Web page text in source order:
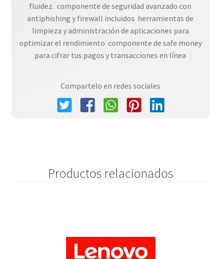
fluidez.  componente de seguridad avanzado con
antiphishing y firewall incluidos  herramientas de
limpieza y administración de aplicaciones para
optimizar el rendimiento  componente de safe money
para cifrar tus pagos y transacciones en línea
Compartelo en redes sociales
Productos relacionados